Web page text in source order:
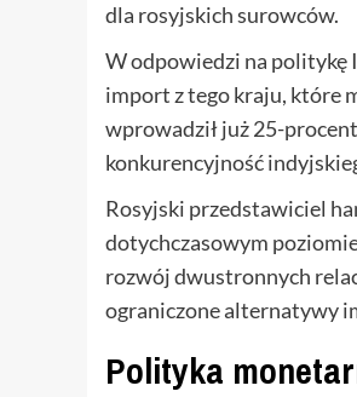
dla rosyjskich surowców.
W odpowiedzi na politykę
import z tego kraju, które
wprowadził już 25-
konkurencyjność
Rosyjski przedstawiciel
dotychczasowym
rozwój dwustronnych
ograniczone alternatywy
Polityka